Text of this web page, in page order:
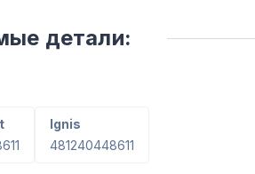
детали:
Ignis
481240448611